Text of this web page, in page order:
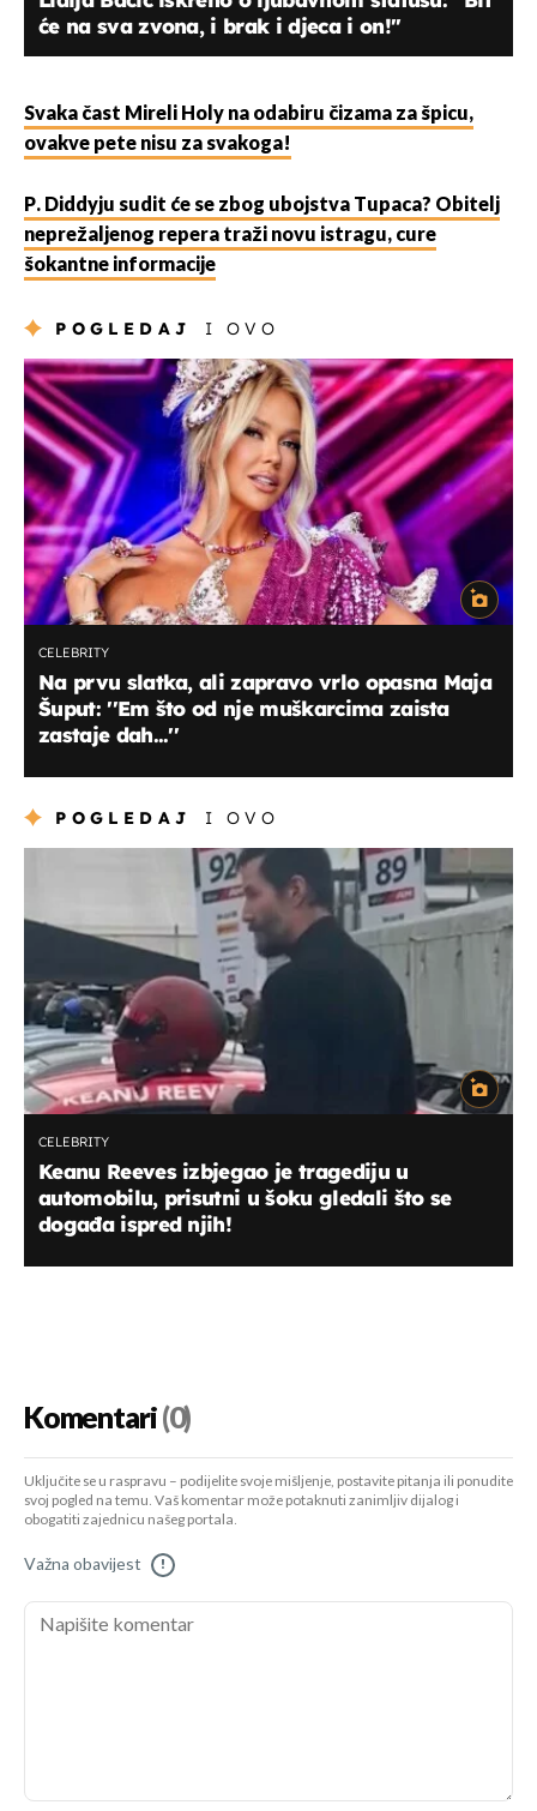
će na sva zvona, i brak i djeca i on!''
Svaka čast Mireli Holy na odabiru čizama za špicu,
ovakve pete nisu za svakoga!
P. Diddyju sudit će se zbog ubojstva Tupaca? Obitelj
neprežaljenog repera traži novu istragu, cure
šokantne informacije
POGLEDAJ I OVO
CELEBRITY
Na prvu slatka, ali zapravo vrlo opasna Maja
Šuput: ''Em što od nje muškarcima zaista
zastaje dah...''
POGLEDAJ I OVO
CELEBRITY
Keanu Reeves izbjegao je tragediju u
automobilu, prisutni u šoku gledali što se
događa ispred njih!
Komentari(0)
Uključite se u raspravu – podijelite svoje mišljenje, postavite pitanja ili ponudite
svoj pogled na temu. Vaš komentar može potaknuti zanimljiv dijalog i
obogatiti zajednicu našeg portala.
Važna obavijest !